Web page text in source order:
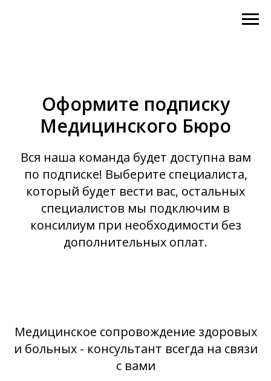
Оформите подписку
Медицинского Бюро
Вся наша команда будет доступна вам
по подписке! Выберите специалиста,
который будет вести вас, остальных
специалистов мы подключим в
консилиум при необходимости без
дополнительных оплат.
Медицинское сопровождение здоровых
и больных - консультант всегда на связи
с вами